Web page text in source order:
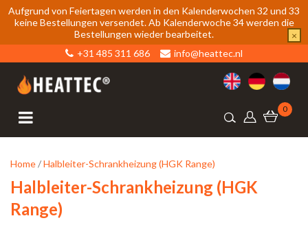
Aufgrund von Feiertagen werden in den Kalenderwochen 32 und 33
keine Bestellungen versendet. Ab Kalenderwoche 34 werden die
Bestellungen wieder bearbeitet.
×
+31 485 311 686
info@heattec.nl
0
Home/Halbleiter-Schrankheizung (HGK Range)
Halbleiter-Schrankheizung (HGK
Range)